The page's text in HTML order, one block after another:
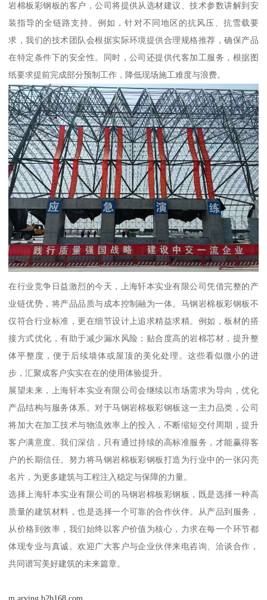
岩棉板彩钢板的客户，公司将提供从选材建议、技术参数讲解到安
装指导的全链路支持。例如，针对不同地区的抗风压、抗雪载要
求，我们的技术团队会根据实际环境提供合理规格推荐，确保产品
在特定条件下的安全性。同时，公司还提供代客加工服务，根据图
纸要求提前完成部分预制工作，降低现场施工难度与浪费。
在行业竞争日益激烈的今天，上海轩本实业有限公司凭借完整的产
业链优势，将产品品质与成本控制融为一体。马钢岩棉板彩钢板不
仅符合行业标准，更在细节设计上追求精益求精。例如，板材的搭
接方式优化，有助于减少漏水风险；贴合度高的岩棉芯材，提升整
体平整度，便于后续墙体或屋顶的美化处理。这些看似微小的进
步，汇聚成客户实实在在的使用体验提升。
展望未来，上海轩本实业有限公司会继续以市场需求为导向，优化
产品结构与服务体系。对于马钢岩棉板彩钢板这一主力品类，公司
将加大在加工技术与物流效率上的投入，不断缩短交付周期，提升
客户满意度。我们深信，只有通过持续的高标准服务，才能赢得客
户的长期信任。努力将马钢岩棉板彩钢板打造为行业中的一张闪亮
名片，为更多建筑与工程注入稳定与保障的力量。
选择上海轩本实业有限公司的马钢岩棉板彩钢板，既是选择一种高
质量的建筑材料，也是选择一个可靠的合作伙伴。从产品到服务，
从价格到效率，我们始终以客户价值为核心，力求在每一个环节都
体现专业与真诚。欢迎广大客户与企业伙伴来电咨询、洽谈合作，
共同谱写美好建筑的未来篇章。